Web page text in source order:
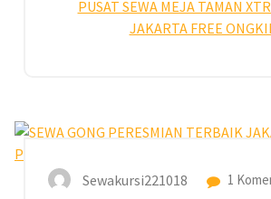
PUSAT SEWA MEJA TAMAN
JAKARTA FREE
Sewakursi221018 1